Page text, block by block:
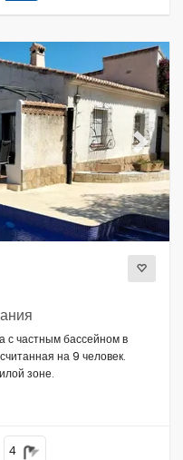
Next
с частным бассейном в
на 9 человек.
зоне.
4